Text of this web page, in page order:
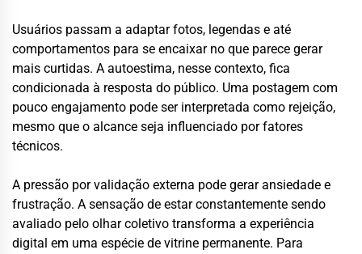
Usuários passam a adaptar fotos, legendas e até
comportamentos para se encaixar no que parece gerar
mais curtidas. A autoestima, nesse contexto, fica
condicionada à resposta do público. Uma postagem com
pouco engajamento pode ser interpretada como rejeição,
mesmo que o alcance seja influenciado por fatores
técnicos.
A pressão por validação externa pode gerar ansiedade e
frustração. A sensação de estar constantemente sendo
avaliado pelo olhar coletivo transforma a experiência
digital em uma espécie de vitrine permanente. Para